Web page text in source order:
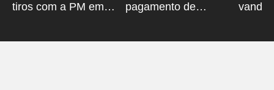
tiros com a PM em
pagamento de